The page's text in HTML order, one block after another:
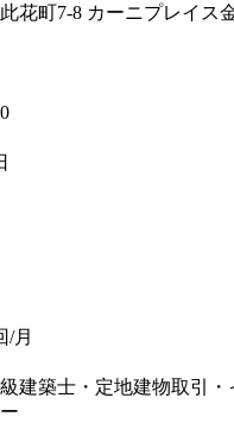
花町7-8 カーニプレイス
月
建築士・定地建物取引・